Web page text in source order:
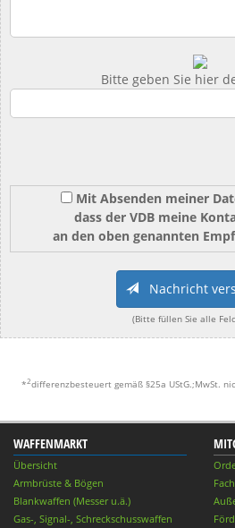
Bitte geben Sie hier
Mit Absenden meiner
dass der VDB meine
an den oben genannten
Nachricht
(Bitte füllen Sie alle
*2differenzbesteuert gemäß §25a UStG.;MwSt.
WAFFENMARKT
Übersicht
Armbrüste & Bögen
Blankwaffen (Messer u.ä.)
Gas-, Signal-, Schreckschusswaffen